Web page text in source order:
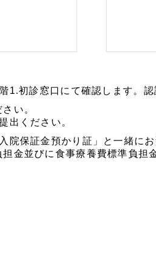
1.初診窓口にて確認します。
い。
出ください。
院保証金預かり証」と一緒にお
金並びに食事療養費標準負担